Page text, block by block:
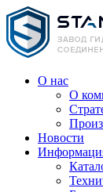
О нас
О
Новости